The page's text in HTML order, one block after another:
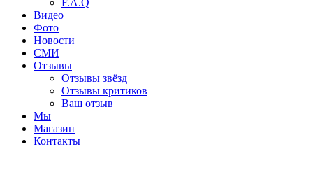
F.A.Q
Видео
Фото
Новости
СМИ
Отзывы
Отзывы звёзд
Отзывы критиков
Ваш отзыв
Мы
Магазин
Контакты